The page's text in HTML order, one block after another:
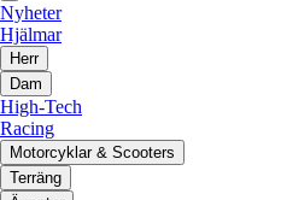
Nyheter
Hjälmar
Herr
Dam
High-Tech
Racing
Motorcyklar & Scooters
Terräng